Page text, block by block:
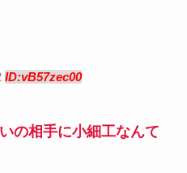
ID:vB57zec00
の相手に小細工なんて